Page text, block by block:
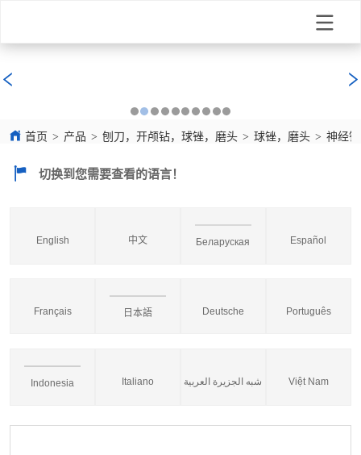
首页 > 产品 > 刨刀，开颅钻，球锉，磨头 > 球锉，磨头 > 神经
切换到您需要查看的语言！
English 中文 Беларуская Español
Français 日本語 Deutsche Português
Indonesia Italiano شبه الجزيرة العربية Việt Nam